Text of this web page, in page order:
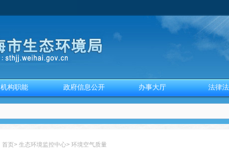
机构职能 政府信息公开 办事大厅 法律
首页> 生态环境监控中心> 环境空气质量